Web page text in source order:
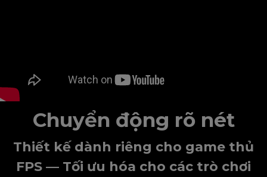
Chuyển động rõ nét
Thiết kế dành riêng cho game thủ
FPS — Tối ưu hóa cho các trò chơi